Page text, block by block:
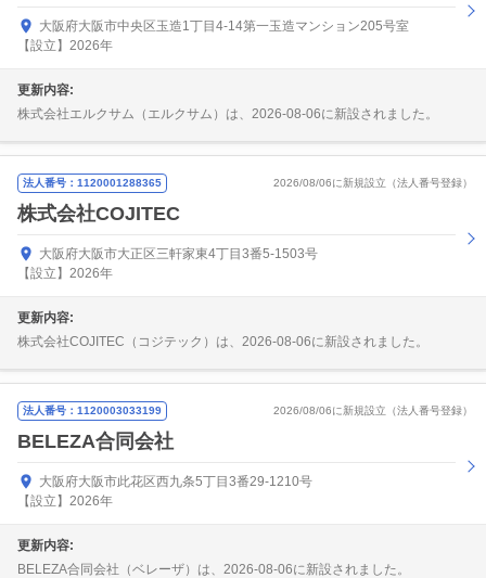
大阪府大阪市中央区玉造1丁目4-14第一玉造マンション205号室
【設立】2026年
更新内容:
株式会社エルクサム（エルクサム）は、2026-08-06に新設されました。
法人番号：1120001288365 2026/08/06に新規設立（法人番号登録）
株式会社COJITEC
大阪府大阪市大正区三軒家東4丁目3番5-1503号
【設立】2026年
更新内容:
株式会社COJITEC（コジテック）は、2026-08-06に新設されました。
法人番号：1120003033199 2026/08/06に新規設立（法人番号登録）
BELEZA合同会社
大阪府大阪市此花区西九条5丁目3番29-1210号
【設立】2026年
更新内容:
BELEZA合同会社（ベレーザ）は、2026-08-06に新設されました。